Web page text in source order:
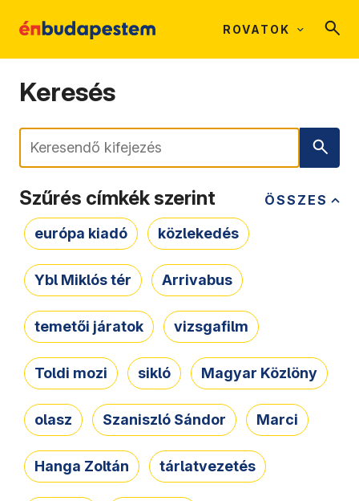
ROVATOK
Keresés
Keresés
ÖSSZES
Szűrés címkék szerint
európa kiadó közlekedés
Ybl Miklós tér Arrivabus
temetői járatok vizsgafilm
Toldi mozi sikló Magyar Közlöny
olasz Szaniszló Sándor Marci
Hanga Zoltán tárlatvezetés